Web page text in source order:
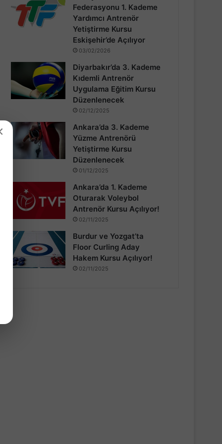
Federasyonu 1. Kademe
Yardımcı Antrenör
Yetiştirme Kursu
Eskişehir’de Açılıyor
03/02/2026
Diyarbakır’da 3. Kademe
Kıdemli Antrenör
Uygulama Eğitim Kursu
Düzenlenecek
02/12/2025
Ankara’da 3. Kademe
Yüzme Antrenörü
Yetiştirme Kursu
Düzenlenecek
01/12/2025
Ankara’da 1. Kademe
Oturarak Voleybol
Antrenör Kursu Açılıyor!
02/11/2025
Burdur ve Yozgat’ta
Floor Curling Aday
Hakem Kursu Açılıyor!
02/11/2025